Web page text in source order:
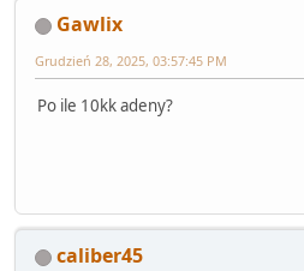
Gawlix
Grudzień 28, 2025, 03:57:45 PM
Po ile 10kk adeny?
caliber45